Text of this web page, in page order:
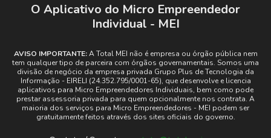
O Aplicativo do Micro Empreendedor
Individual - MEI
AVISO IMPORTANTE:A Total MEI não é empresa ou órgão pública nem
tem qualquer tipo de parceira com órgãos governamentais. Somos uma
divisão de negócio da empresa privada Grupo Plus de Tecnologia da
Informação - EIRELI (24.352.795/0001-65), que desenvolve e licencia
aplicativos para Micro Empreendedores Individuais, bem como pode
prestar assessoria privada para quem opcionalmente nos contrata. A
maioria dos serviços para Micro Empreendedores - MEI podem ser
gratuitamente feitos através dos sites oficiais do governo.